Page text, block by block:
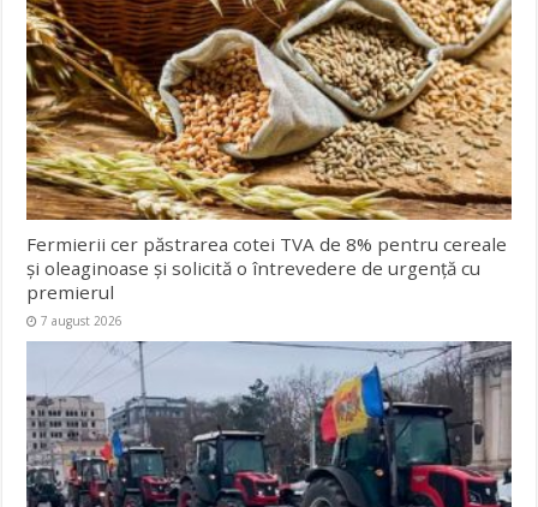
Fermierii cer păstrarea cotei TVA de 8% pentru cereale
și oleaginoase și solicită o întrevedere de urgență cu
premierul
7 august 2026